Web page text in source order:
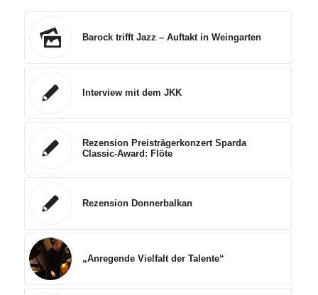
Barock trifft Jazz – Auftakt in Weingarten
Interview mit dem JKK
Rezension Preisträgerkonzert Sparda
Classic-Award: Flöte
Rezension Donnerbalkan
„Anregende Vielfalt der Talente“